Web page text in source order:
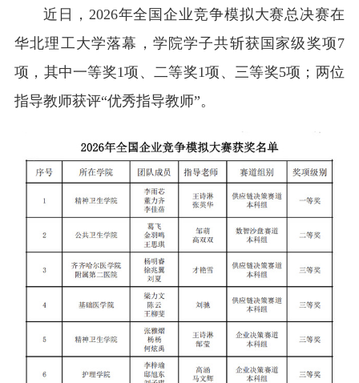
近日，2026年全国企业竞争模拟大赛总决赛在
华北理工大学落幕，学院学子共斩获国家级奖项7
项，其中一等奖1项、二等奖1项、三等奖5项；两位
指导教师获评“优秀指导教师”。